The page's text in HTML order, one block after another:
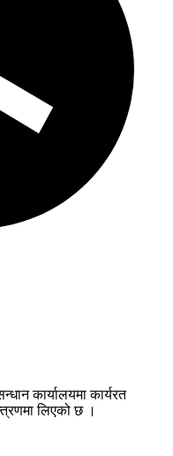
कार्यालयमा कार्यरत
लिएको छ ।